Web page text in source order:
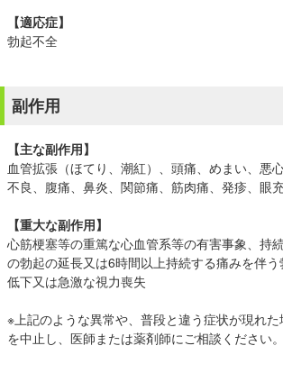
【適応症】
勃起不全
副作用
【主な副作用】
血管拡張（ほてり、潮紅）、頭痛、めまい、悪
不良、腹痛、鼻炎、関節痛、筋肉痛、発疹、眼
【重大な副作用】
心筋梗塞等の重篤な心血管系等の有害事象、持
の勃起の延長又は6時間以上持続する痛みを伴
低下又は急激な視力喪失
※上記のような異常や、普段と違う症状が現れ
を中止し、医師または薬剤師にご相談ください。